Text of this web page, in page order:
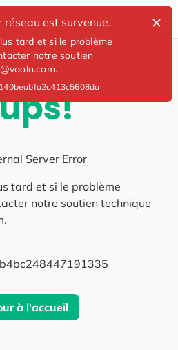
réseau est survenue.
tard et si le problème
notre soutien
Server Error
tard et si le problème
notre soutien technique
à l'accueil